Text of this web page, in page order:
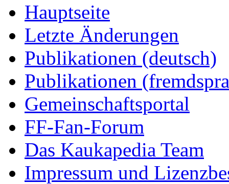
Hauptseite
Letzte Änderungen
Publikationen (deutsch)
Publikationen
Gemeinschaftsportal
FF-Fan-Forum
Das Kaukapedia Team
Impressum und